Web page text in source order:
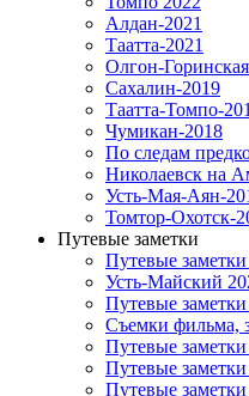
Алдан-2021
Таатта-2021
Олгон-
Сахалин-2019
Таатта-Томпо-
Чумикан-2018
По следам
Николаевск на
Усть-Мая-Аян-
Томтор-Охотск-
Путевые заметки
Путевые
Усть-Майский
Путевые
Съемки фильма,
Путевые
Путевые
Путевые